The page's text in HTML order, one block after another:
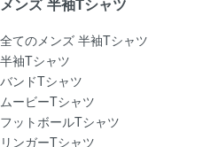
全てのメンズ 半袖Tシャツ
半袖Tシャツ
バンドTシャツ
ムービーTシャツ
フットボールTシャツ
リンガーTシャツ